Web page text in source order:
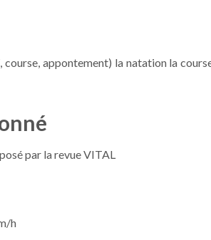
appontement) la natation la
par la revue VITAL
h